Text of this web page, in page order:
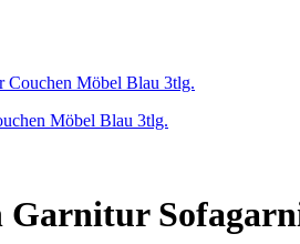
Couchen Möbel Blau 3tlg.
Garnitur